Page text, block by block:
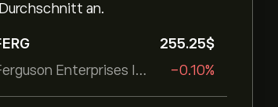
an.
Ferguson Enterprises Inc
255.25‎$‎
-0.10%